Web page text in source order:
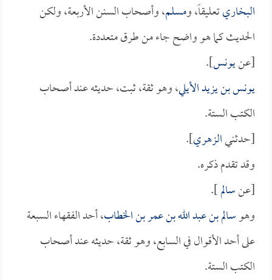
البخاريتعليقاً، ومسلم، وأصحاب السنن الأربعة، ولكن
الحديث كما هو واضح جاء من طرق متعددة.
[عنيونس].
يونس بن يزيد الأيلي، وهو ثقة، ثبت، حديثه عند أصحاب
الكتب الستة.
[حدثنيالزهري].
وقد تقدم ذكره.
[عنسالم].
وهوسالم بن عبد الله بن عمر بن الخطاب، أحد الفقهاء السبعة
على أحد الأقوال في السابع، وهو ثقة، حديثه عند أصحاب
الكتب الستة.